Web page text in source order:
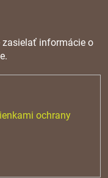
zasielať informácie o
ochrany